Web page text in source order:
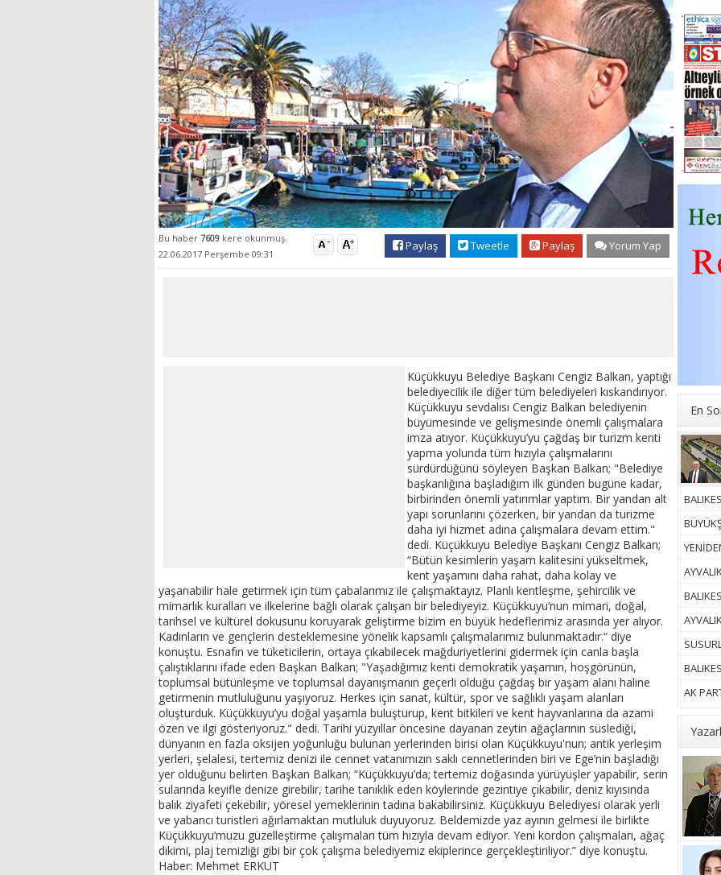
En
AK
Bu haber 7609 kere okunmuş.
22.06.2017 Perşembe 09:31
Paylaş Tweetle Paylaş Yorum Yap
Küçükkuyu Belediye Başkanı Cengiz Balkan, yaptığı
belediyecilik ile diğer tüm belediyeleri kıskandırıyor.
Küçükkuyu sevdalısı Cengiz Balkan belediyenin
büyümesinde ve gelişmesinde önemli çalışmalara
imza atıyor. Küçükkuyu’yu çağdaş bir turizm kenti
yapma yolunda tüm hızıyla çalışmalarını
sürdürdüğünü söyleyen Başkan Balkan; "Belediye
başkanlığına başladığım ilk günden bugüne kadar,
birbirinden önemli yatırımlar yaptım. Bir yandan alt
yapı sorunlarını çözerken, bir yandan da turizme
daha iyi hizmet adına çalışmalara devam ettim."
dedi. Küçükkuyu Belediye Başkanı Cengiz Balkan;
“Bütün kesimlerin yaşam kalitesini yükseltmek,
kent yaşamını daha rahat, daha kolay ve
yaşanabilir hale getirmek için tüm çabalarımız ile çalışmaktayız. Planlı kentleşme, şehircilik ve
mimarlık kuralları ve ilkelerine bağlı olarak çalışan bir belediyeyiz. Küçükkuyu’nun mimari, doğal,
tarihsel ve kültürel dokusunu koruyarak geliştirme bizim en büyük hedeflerimiz arasında yer alıyor.
Kadınların ve gençlerin desteklemesine yönelik kapsamlı çalışmalarımız bulunmaktadır.“ diye
konuştu. Esnafın ve tüketicilerin, ortaya çıkabilecek mağduriyetlerini gidermek için canla başla
çalıştıklarını ifade eden Başkan Balkan; "Yaşadığımız kenti demokratik yaşamın, hoşgörünün,
toplumsal bütünleşme ve toplumsal dayanışmanın geçerli olduğu çağdaş bir yaşam alanı haline
getirmenin mutluluğunu yaşıyoruz. Herkes için sanat, kültür, spor ve sağlıklı yaşam alanları
oluşturduk. Küçükkuyu’yu doğal yaşamla buluşturup, kent bitkileri ve kent hayvanlarına da azami
özen ve ilgi gösteriyoruz." dedi. Tarihi yüzyıllar öncesine dayanan zeytin ağaçlarının süslediği,
dünyanın en fazla oksijen yoğunluğu bulunan yerlerinden birisi olan Küçükkuyu'nun; antik yerleşim
yerleri, şelalesi, tertemiz denizi ile cennet vatanımızın saklı cennetlerinden biri ve Ege’nin başladığı
yer olduğunu belirten Başkan Balkan; “Küçükkuyu’da; tertemiz doğasında yürüyüşler yapabilir, serin
sularında keyifle denize girebilir, tarihe tanıklık eden köylerinde gezintiye çıkabilir, deniz kıyısında
balık ziyafeti çekebilir, yöresel yemeklerinin tadına bakabilirsiniz. Küçükkuyu Belediyesi olarak yerli
ve yabancı turistleri ağırlamaktan mutluluk duyuyoruz. Beldemizde yaz ayının gelmesi ile birlikte
Küçükkuyu’muzu güzelleştirme çalışmaları tüm hızıyla devam ediyor. Yeni kordon çalışmaları, ağaç
dikimi, plaj temizliği gibi bir çok çalışma belediyemiz ekiplerince gerçekleştiriliyor.” diye konuştu.
Haber: Mehmet ERKUT